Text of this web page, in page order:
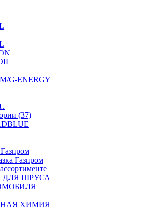
G-ENERGY
(37)
Газпром
ДЛЯ ШРУСА
ХИМИЯ